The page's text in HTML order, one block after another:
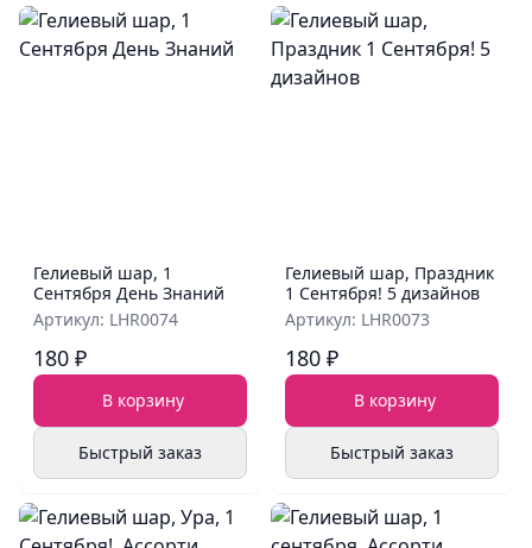
Гелиевый шар, 1
Сентября День Знаний
Артикул: LHR0074
180 ₽
В корзину
Быстрый заказ
Гелиевый шар, Праздник
1 Сентября! 5 дизайнов
Артикул: LHR0073
180 ₽
В корзину
Быстрый заказ